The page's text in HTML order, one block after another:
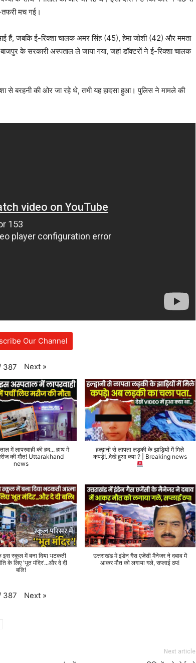
मच गई।
आई हैं, जबकि ई-रिक्शा चालक अमर सिंह (45), हेमा जोशी (42) और ममता
के सरकारी अस्पताल ले जाया गया, जहां डॉक्टरों ने ई-रिक्शा चालक
से बरहनी की ओर जा रहे थे, तभी यह हादसा हुआ। पुलिस ने मामले की
Our Channel
387 Next »
में लापरवाही की हद... हाथ में
मरीज की मौत! Uttarakhand
news
हल्द्वानी से लापता लड़की के झाड़ियों में मिले
कपड़े!..देखें हुआ क्या ? | Breaking news
इस स्कूल में बना दिया भटकती
के लिए 'भूत मंदिर'...और दे दी
बलि!
उत्तराखंड में इंडेन गैस एजेंसी मैनेजर ने दबाव में
आकर मौत को लगाया गले, सप्लाई ठप!
387 Next »
Next article